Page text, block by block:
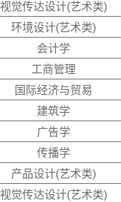
视觉传达设计(艺术类)
环境设计(艺术类)
会计学
工商管理
国际经济与贸易
建筑学
广告学
传播学
产品设计(艺术类)
视觉传达设计(艺术类)